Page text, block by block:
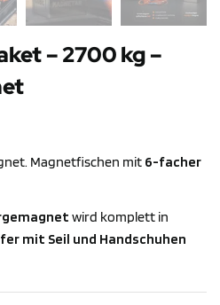
– 2700 kg –
Magnetfischen mit 6-facher
wird komplett in
mit Seil und Handschuhen